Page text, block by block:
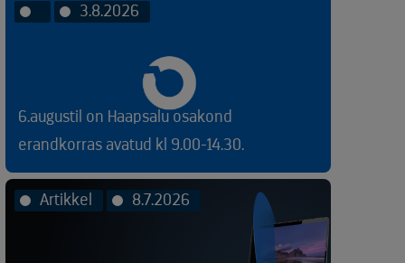
3.8.2026
6.augustil on Haapsalu osakond
erandkorras avatud kl 9.00-14.30.
Artikkel 8.7.2026